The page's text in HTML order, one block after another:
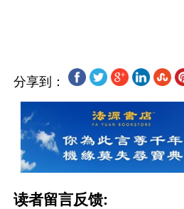
分享到：
读者留言反馈: